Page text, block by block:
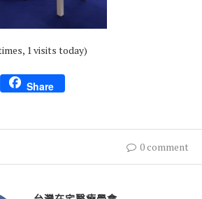
1 visits today)
Line Share
0 comment